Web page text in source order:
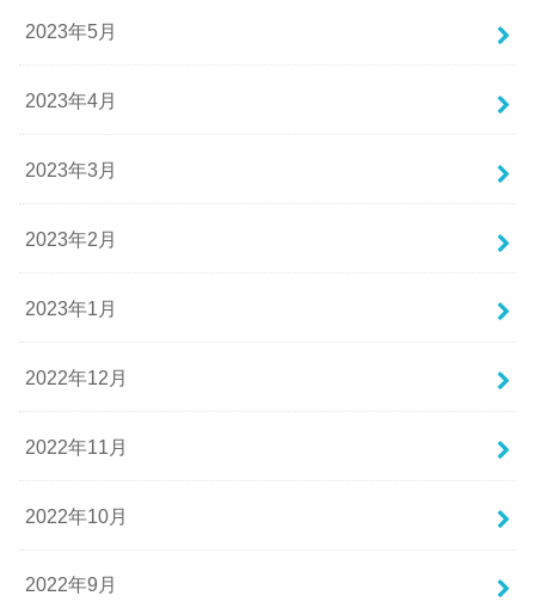
2023年5月
2023年4月
2023年3月
2023年2月
2023年1月
2022年12月
2022年11月
2022年10月
2022年9月